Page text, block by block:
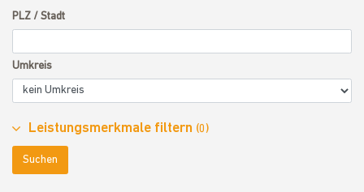
PLZ / Stadt
Umkreis
Leistungsmerkmale filtern (0)
Suchen